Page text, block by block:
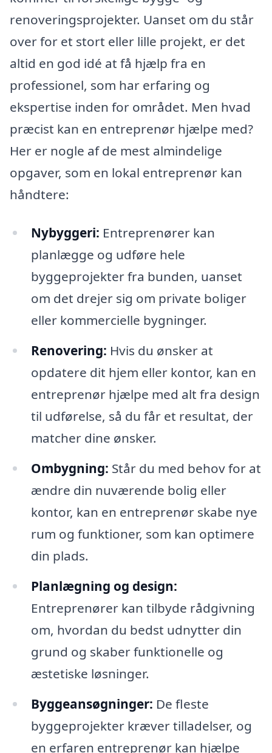
renoveringsprojekter. Uanset om du står
over for et stort eller lille projekt, er det
altid en god idé at få hjælp fra en
professionel, som har erfaring og
ekspertise inden for området. Men hvad
præcist kan en entreprenør hjælpe med?
Her er nogle af de mest almindelige
opgaver, som en lokal entreprenør kan
håndtere:
Nybyggeri: Entreprenører kan
planlægge og udføre hele
byggeprojekter fra bunden, uanset
om det drejer sig om private boliger
eller kommercielle bygninger.
Renovering: Hvis du ønsker at
opdatere dit hjem eller kontor, kan en
entreprenør hjælpe med alt fra design
til udførelse, så du får et resultat, der
matcher dine ønsker.
Ombygning: Står du med behov for at
ændre din nuværende bolig eller
kontor, kan en entreprenør skabe nye
rum og funktioner, som kan optimere
din plads.
Planlægning og design:
Entreprenører kan tilbyde rådgivning
om, hvordan du bedst udnytter din
grund og skaber funktionelle og
æstetiske løsninger.
Byggeansøgninger: De fleste
byggeprojekter kræver tilladelser, og
en erfaren entreprenør kan hjælpe